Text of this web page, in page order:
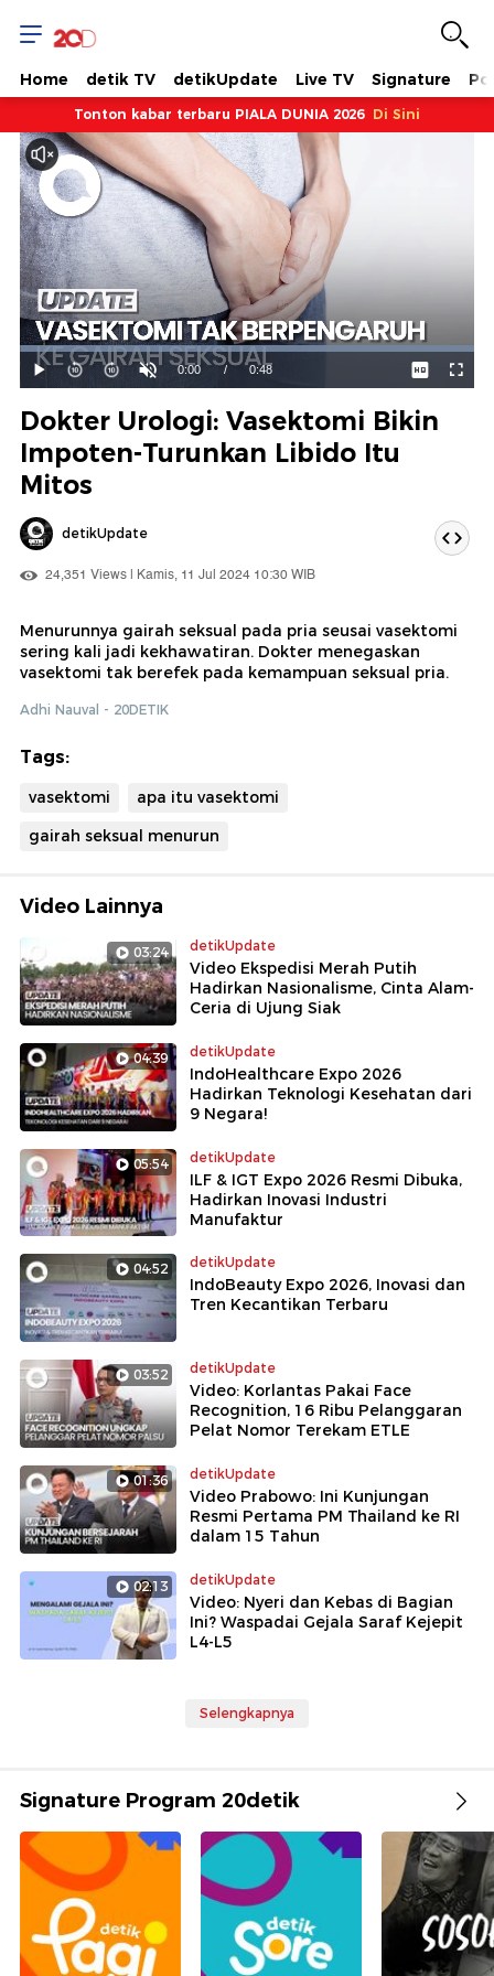
Home detik TV detikUpdate Live TV Signature
Tonton kabar terbaru PIALA DUNIA 2026 Di Sini
Mainkan
Suara
Hidup
Waktu
0:00 / Durasi
0:48
Dimuat:
100.00%
Dokter Urologi: Vasektomi Bikin
Impoten-Turunkan Libido Itu
Mitos
detikUpdate
24,351 Views | Kamis, 11 Jul 2024 10:30 WIB
Menurunnya gairah seksual pada pria seusai vasektomi
sering kali jadi kekhawatiran. Dokter menegaskan
vasektomi tak berefek pada kemampuan seksual pria.
Adhi Nauval - 20DETIK
Tags:
vasektomi
apa itu vasektomi
gairah seksual menurun
Video Lainnya
03:24 detikUpdate
Video Ekspedisi Merah Putih
Hadirkan Nasionalisme, Cinta Alam-
Ceria di Ujung Siak
04:39 detikUpdate
IndoHealthcare Expo 2026
Hadirkan Teknologi Kesehatan dari
9 Negara!
05:54 detikUpdate
ILF & IGT Expo 2026 Resmi Dibuka,
Hadirkan Inovasi Industri
Manufaktur
04:52 detikUpdate
IndoBeauty Expo 2026, Inovasi dan
Tren Kecantikan Terbaru
03:52 detikUpdate
Video: Korlantas Pakai Face
Recognition, 16 Ribu Pelanggaran
Pelat Nomor Terekam ETLE
01:36 detikUpdate
Video Prabowo: Ini Kunjungan
Resmi Pertama PM Thailand ke RI
dalam 15 Tahun
02:13 detikUpdate
Video: Nyeri dan Kebas di Bagian
Ini? Waspadai Gejala Saraf Kejepit
L4-L5
Selengkapnya
Signature Program 20detik